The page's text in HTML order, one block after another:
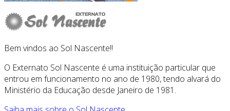
Bem vindos ao Sol Nascente!!
O Externato Sol Nascente é uma instituição particular que
entrou em funcionamento no ano de 1980, tendo alvará do
Ministério da Educação desde Janeiro de 1981.